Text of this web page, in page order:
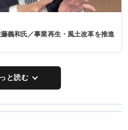
義和氏／事業再生・風土改革を推進
と読む